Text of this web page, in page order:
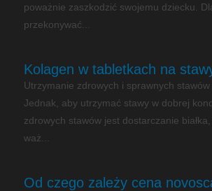
poważnie zaszkodzić swojemu dziecku.
przekonywać...
Kolagen w tabletkach na
Utrzymanie zdrowych i sprawnych
Jednak, aby utrzymać stawy w dobrej
zdrowych stawów jest dostarczanie
waż...
Od czego zależy cena